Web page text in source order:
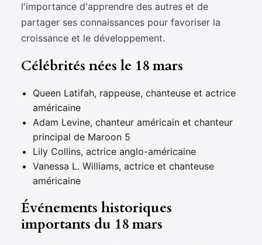
l'importance d'apprendre des autres et de
partager ses connaissances pour favoriser la
croissance et le développement.
Célébrités nées le 18 mars
Queen Latifah, rappeuse, chanteuse et actrice
américaine
Adam Levine, chanteur américain et chanteur
principal de Maroon 5
Lily Collins, actrice anglo-américaine
Vanessa L. Williams, actrice et chanteuse
américaine
Événements historiques
importants du 18 mars